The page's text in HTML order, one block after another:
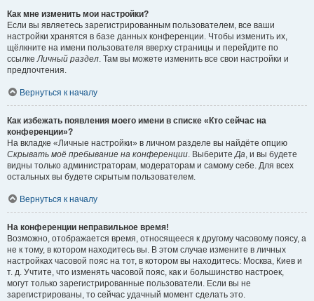
Как мне изменить мои настройки?
Если вы являетесь зарегистрированным пользователем, все ваши
настройки хранятся в базе данных конференции. Чтобы изменить их,
щёлкните на имени пользователя вверху страницы и перейдите по
ссылкеЛичный раздел. Там вы можете изменить все свои настройки и
предпочтения.
Вернуться к началу
Как избежать появления моего имени в списке «Кто сейчас на
конференции»?
На вкладке «Личные настройки» в личном разделе вы найдёте опцию
Скрывать моё пребывание на конференции. ВыберитеДа, и вы будете
видны только администраторам, модераторам и самому себе. Для всех
остальных вы будете скрытым пользователем.
Вернуться к началу
На конференции неправильное время!
Возможно, отображается время, относящееся к другому часовому поясу, а
не к тому, в котором находитесь вы. В этом случае измените в личных
настройках часовой пояс на тот, в котором вы находитесь: Москва, Киев и
т. д. Учтите, что изменять часовой пояс, как и большинство настроек,
могут только зарегистрированные пользователи. Если вы не
зарегистрированы, то сейчас удачный момент сделать это.